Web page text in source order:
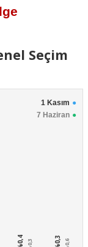
Seçim
1 Kasım
7 Haziran
%0,4 %0,3